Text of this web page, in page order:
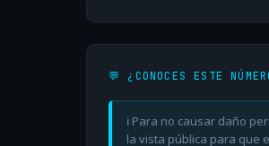
💬 ¿CONOCES ESTE
ℹ️ Para no causar daño
la vista pública para que